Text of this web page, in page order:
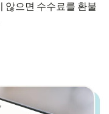
않으면 수수료를 환불